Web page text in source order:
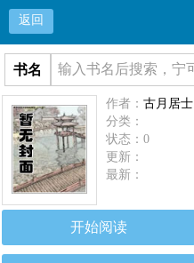
返回
书名
作者：古月居士
分类：
状态：0
更新：
最新：
开始阅读